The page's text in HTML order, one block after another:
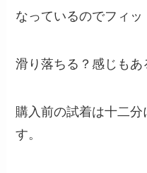
なっているのでフィッ
滑り落ちる？感じもあ
購入前の試着は十二
す。